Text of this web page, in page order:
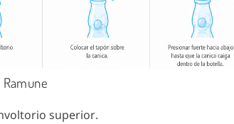
superior.